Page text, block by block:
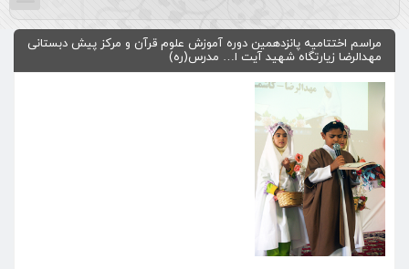
مراسم اختتاميه پانزدهمین دوره آموزش علوم قرآن و مرکز پیش دبستانی
مهدالرضا زیارتگاه شهید آیت ا… مدرس(ره)